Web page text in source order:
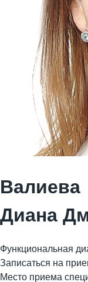
Валиева
Диана
Функциональная
Записаться на
Место приема